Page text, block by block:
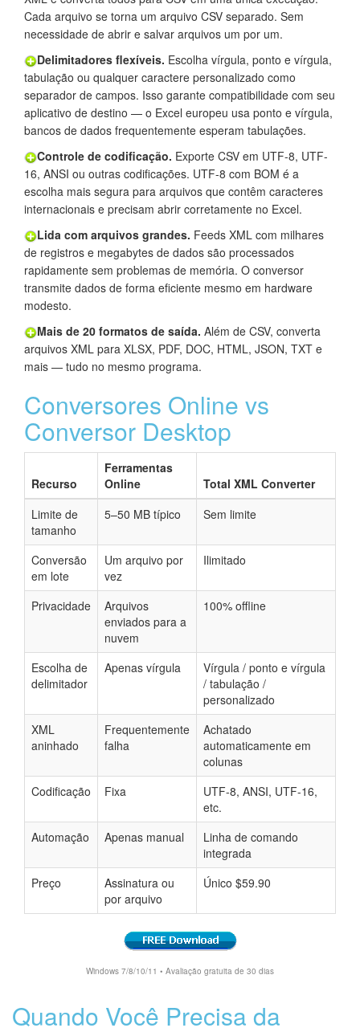
Cada arquivo se torna um arquivo CSV separado. Sem
necessidade de abrir e salvar arquivos um por um.
Delimitadores flexíveis. Escolha vírgula, ponto e vírgula,
tabulação ou qualquer caractere personalizado como
separador de campos. Isso garante compatibilidade com seu
aplicativo de destino — o Excel europeu usa ponto e vírgula,
bancos de dados frequentemente esperam tabulações.
Controle de codificação. Exporte CSV em UTF-8, UTF-
16, ANSI ou outras codificações. UTF-8 com BOM é a
escolha mais segura para arquivos que contêm caracteres
internacionais e precisam abrir corretamente no Excel.
Lida com arquivos grandes. Feeds XML com milhares
de registros e megabytes de dados são processados
rapidamente sem problemas de memória. O conversor
transmite dados de forma eficiente mesmo em hardware
modesto.
Mais de 20 formatos de saída. Além de CSV, converta
arquivos XML para XLSX, PDF, DOC, HTML, JSON, TXT e
mais — tudo no mesmo programa.
Conversores Online vs
Conversor Desktop
Recurso
Ferramentas
Online
Total XML Converter
Limite de
tamanho
5–50 MB típico Sem limite
Conversão
em lote
Um arquivo por
vez
Ilimitado
Privacidade
Arquivos
enviados para a
nuvem
100% offline
Escolha de
delimitador
Apenas vírgula
Vírgula / ponto e vírgula
/ tabulação /
personalizado
XML
aninhado
Frequentemente
falha
Achatado
automaticamente em
colunas
Codificação
Fixa
UTF-8, ANSI, UTF-16,
etc.
Automação
Apenas manual
Linha de comando
integrada
Preço
Assinatura ou
por arquivo
Único $59.90
Windows 7/8/10/11 • Avaliação gratuita de 30 dias
Quando Você Precisa da